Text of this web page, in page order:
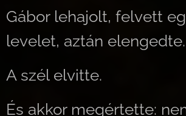
Gábor lehajolt, felvett
levelet, aztán elengedte.
A szél elvitte.
És akkor megértette: